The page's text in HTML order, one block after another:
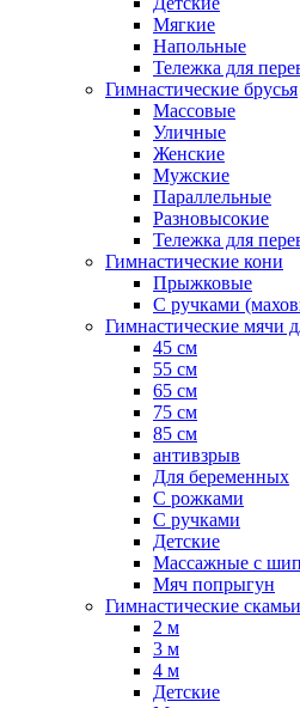
Мягкие
Напольные
Тележка для
Гимнастические брусья
Массовые
Уличные
Женские
Мужские
Параллельные
Разновысокие
Тележка для
Гимнастические кони
Прыжковые
С ручками
Гимнастические мячи
45 см
55 см
65 см
75 см
85 см
антивзрыв
Для беременных
С рожками
С ручками
Детские
Массажные с
Мяч попрыгун
Гимнастические скамьи
2 м
3 м
4 м
Детские